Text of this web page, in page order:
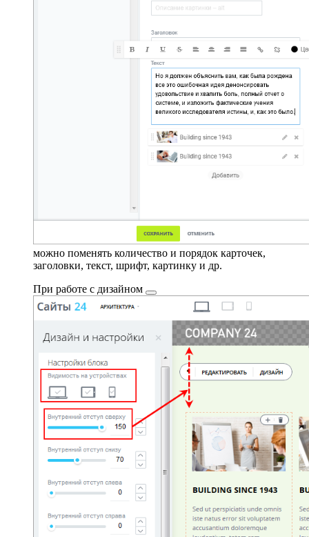
можно поменять количество и порядок карточек,
заголовки, текст, шрифт, картинку и др.
При работе с дизайном